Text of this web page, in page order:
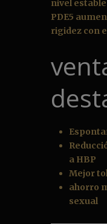
nivel
PDE5
rigidez con
a HBP
Mejor
ahorro
sexual